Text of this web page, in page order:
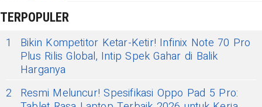
TERPOPULER
1
Bikin Kompetitor Ketar-Ketir! Infinix Note 70 Pro
Plus Rilis Global, Intip Spek Gahar di Balik
Harganya
2
Resmi Meluncur! Spesifikasi Oppo Pad 5 Pro: